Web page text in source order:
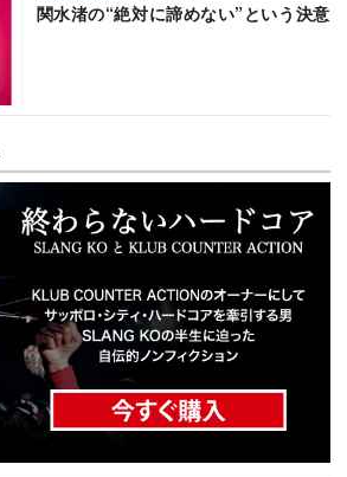
関水渚の“絶対に諦めない”という決意